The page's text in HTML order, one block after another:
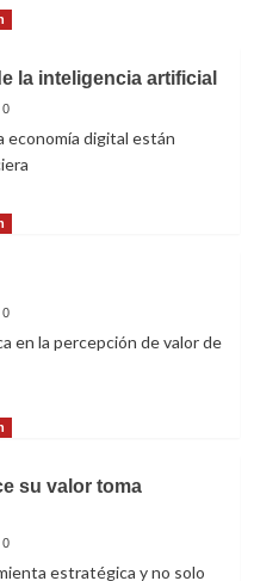
la inteligencia artificial
0
economía digital están
0
en la percepción de valor de
su valor toma
0
estratégica y no solo